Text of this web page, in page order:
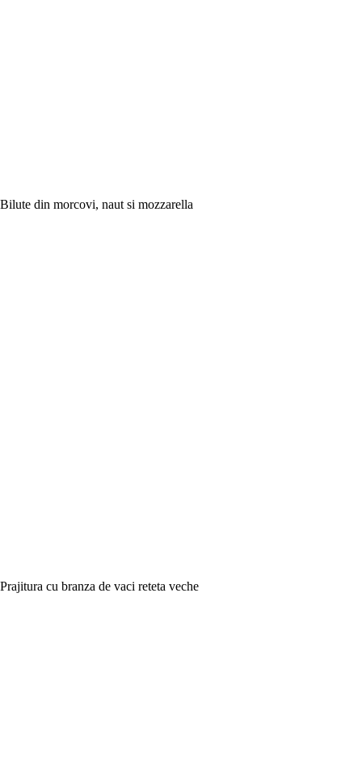
Bilute din morcovi, naut si mozzarella
Prajitura cu branza de vaci reteta veche